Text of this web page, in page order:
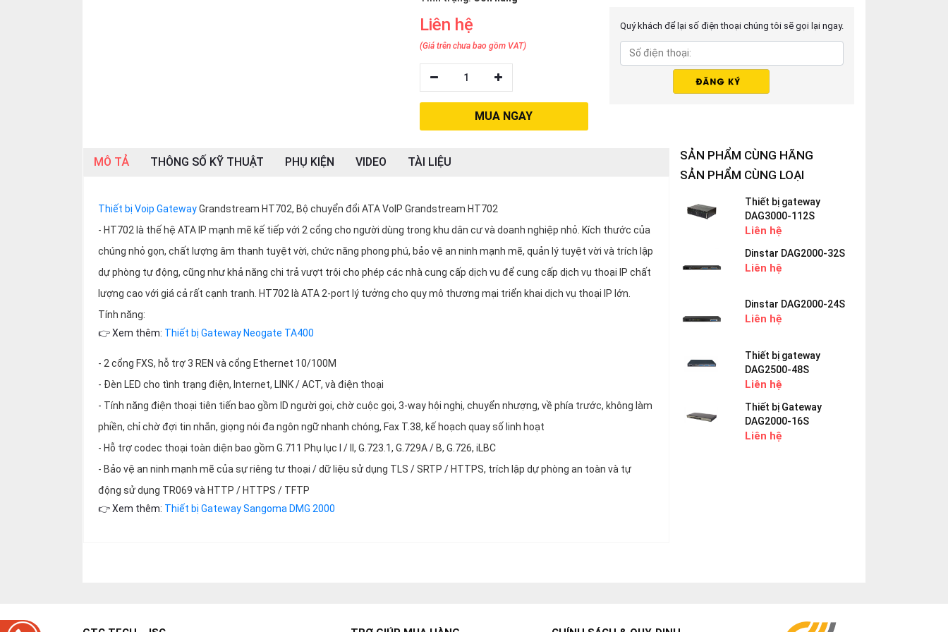
Liên hệ
(Giá trên chưa bao gồm VAT)
1
MUA NGAY
Quý khách để lại số điện thoại chúng tôi sẽ gọi lại ngay.
MÔ TẢ THÔNG SỐ KỸ THUẬT PHỤ KIỆN VIDEO TÀI LIỆU
Thiết bị Voip GatewayGrandstream HT702, Bộ chuyển đổi ATA VoIP Grandstream HT702
- HT702 là thế hệ ATA IP mạnh mẽ kế tiếp với 2 cổng cho người dùng trong khu dân cư và doanh nghiệp nhỏ. Kích thước của
chúng nhỏ gọn, chất lượng âm thanh tuyệt vời, chức năng phong phú, bảo vệ an ninh mạnh mẽ, quản lý tuyệt vời và trích lập
dự phòng tự động, cũng như khả năng chi trả vượt trội cho phép các nhà cung cấp dịch vụ để cung cấp dịch vụ thoại IP chất
lượng cao với giá cả rất cạnh tranh. HT702 là ATA 2-port lý tưởng cho quy mô thương mại triển khai dịch vụ thoại IP lớn.
Tính năng:
👉 Xem thêm: Thiết bị Gateway Neogate TA400
- 2 cổng FXS, hỗ trợ 3 REN và cổng Ethernet 10/100M
- Đèn LED cho tình trạng điện, Internet, LINK / ACT, và điện thoại
- Tính năng điện thoại tiên tiến bao gồm ID người gọi, chờ cuộc gọi, 3-way hội nghị, chuyển nhượng, về phía trước, không làm
phiền, chỉ chờ đợi tin nhắn, giọng nói đa ngôn ngữ nhanh chóng, Fax T.38, kế hoạch quay số linh hoạt
- Hỗ trợ codec thoại toàn diện bao gồm G.711 Phụ lục I / II, G.723.1, G.729A / B, G.726, iLBC
- Bảo vệ an ninh mạnh mẽ của sự riêng tư thoại / dữ liệu sử dụng TLS / SRTP / HTTPS, trích lập dự phòng an toàn và tự
động sử dụng TR069 và HTTP / HTTPS / TFTP
👉 Xem thêm: Thiết bị Gateway Sangoma DMG 2000
SẢN PHẨM CÙNG HÃNG
SẢN PHẨM CÙNG LOẠI
Thiết bị gateway
DAG3000-112S
Liên hệ
Dinstar DAG2000-32S
Liên hệ
Dinstar DAG2000-24S
Liên hệ
Thiết bị gateway
DAG2500-48S
Liên hệ
Thiết bị Gateway
DAG2000-16S
Liên hệ